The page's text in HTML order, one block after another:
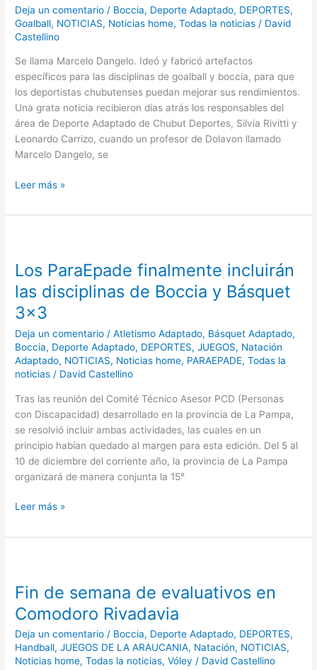
Deja un comentario / Boccia, Deporte Adaptado, DEPORTES,
Goalball, NOTICIAS, Noticias home,Todas la noticias / David
Castellino
Se llama Marcelo Dangelo. Ideó y fabricó artefactos
específicos para las disciplinas de goalball y boccia, para que
los deportistas chubutenses puedan mejorar sus rendimientos.
Una grata noticia recibieron días atrás los responsables del
área de Deporte Adaptado de Chubut Deportes, Silvia Rivitti y
Leonardo Carrizo, cuando un profesor de Dolavon llamado
Marcelo Dangelo, se
piezas
específicas
para
del
Deporte
Adaptado
Leer más »
Los ParaEpade finalmente incluirán
las disciplinas de Boccia y Básquet
3×3
Deja un comentario /Atletismo Adaptado, Básquet Adaptado,
Boccia, Deporte Adaptado, DEPORTES,JUEGOS, Natación
Adaptado, NOTICIAS, Noticias home, PARAEPADE,Todas la
noticias / David Castellino
Tras las reunión del Comité Técnico Asesor PCD (Personas
con Discapacidad) desarrollado en la provincia de La Pampa,
se resolvió incluir ambas actividades, las cuales en un
principio habían quedado al margen para esta edición. Del 5 al
10 de diciembre del corriente año, la provincia de La Pampa
organizará de manera conjunta la 15°
finalmente
incluirán
las
disciplinas
de
Boccia
y
Básquet
3×3
Leer más »
Fin de semana de evaluativos en
Comodoro Rivadavia
Deja un comentario / Boccia, Deporte Adaptado, DEPORTES,
Handball,JUEGOS DE LA ARAUCANIA, Natación, NOTICIAS,
Noticias home,Todas la noticias,Vóley / David Castellino
semana
de
evaluativos
en
Comodoro